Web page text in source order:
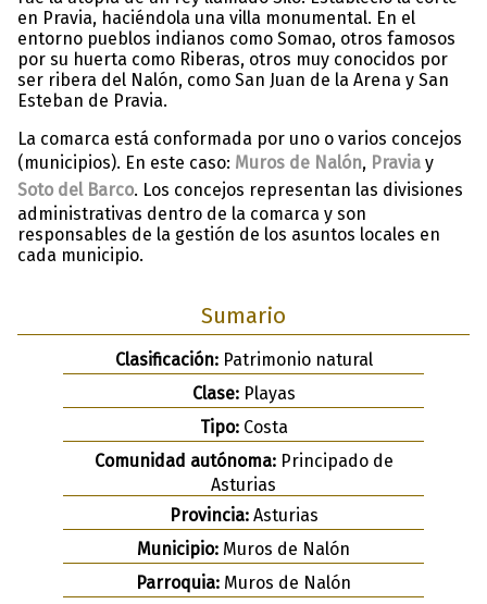
en Pravia, haciéndola una villa monumental. En el
entorno pueblos indianos como Somao, otros famosos
por su huerta como Riberas, otros muy conocidos por
ser ribera del Nalón, como San Juan de la Arena y San
Esteban de Pravia.
La comarca está conformada por uno o varios concejos
(municipios). En este caso: Muros de Nalón, Pravia y
Soto del Barco. Los concejos representan las divisiones
administrativas dentro de la comarca y son
responsables de la gestión de los asuntos locales en
cada municipio.
Sumario
Clasificación:Patrimonio natural
Clase:Playas
Tipo:Costa
Comunidad autónoma:Principado de
Asturias
Provincia:Asturias
Municipio: Muros de Nalón
Parroquia: Muros de Nalón